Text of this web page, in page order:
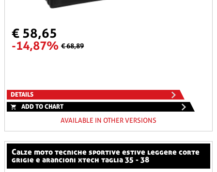
€ 58,65
-14,87% € 68,89
DETAILS
ADD TO CHART
AVAILABLE IN OTHER VERSIONS
calze moto tecniche sportive estive leggere corte
grigie e arancioni xtech taglia 35 - 38